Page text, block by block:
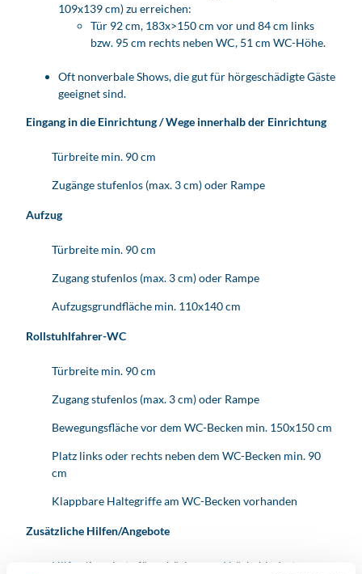
109x139 cm) zu erreichen:
Tür 92 cm, 183x>150 cm vor und 84 cm links
bzw. 95 cm rechts neben WC, 51 cm WC-Höhe.
Oft nonverbale Shows, die gut für hörgeschädigte Gäste
geeignet sind.
Eingang in die Einrichtung / Wege innerhalb der Einrichtung
Türbreite min. 90 cm
Zugänge stufenlos (max. 3 cm) oder Rampe
Aufzug
Türbreite min. 90 cm
Zugang stufenlos (max. 3 cm) oder Rampe
Aufzugsgrundfläche min. 110x140 cm
Rollstuhlfahrer-WC
Türbreite min. 90 cm
Zugang stufenlos (max. 3 cm) oder Rampe
Bewegungsfläche vor dem WC-Becken min. 150x150 cm
Platz links oder rechts neben dem WC-Becken min. 90
cm
Klappbare Haltegriffe am WC-Becken vorhanden
Zusätzliche Hilfen/Angebote
Hilfen/Angebote für gehörlose und hörbehinderte